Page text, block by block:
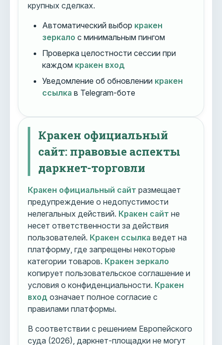
крупных сделках.
Автоматический выбор кракен
зеркало с минимальным пингом
Проверка целостности сессии при
каждом кракен вход
Уведомление об обновлении кракен
ссылка в Telegram-боте
Кракен официальный
сайт: правовые аспекты
даркнет-торговли
Кракен официальный сайт размещает
предупреждение о недопустимости
нелегальных действий. Кракен сайт не
несет ответственности за действия
пользователей. Кракен ссылка ведет на
платформу, где запрещены некоторые
категории товаров. Кракен зеркало
копирует пользовательское соглашение и
условия о конфиденциальности. Кракен
вход означает полное согласие с
правилами платформы.
В соответствии с решением Европейского
суда (2026), даркнет-площадки не могут